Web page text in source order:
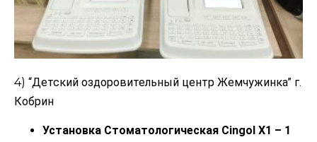
4) “Детский оздоровительный центр Жемчужинка” г.
Кобрин
Установка Стоматологическая Cingol X1 – 1